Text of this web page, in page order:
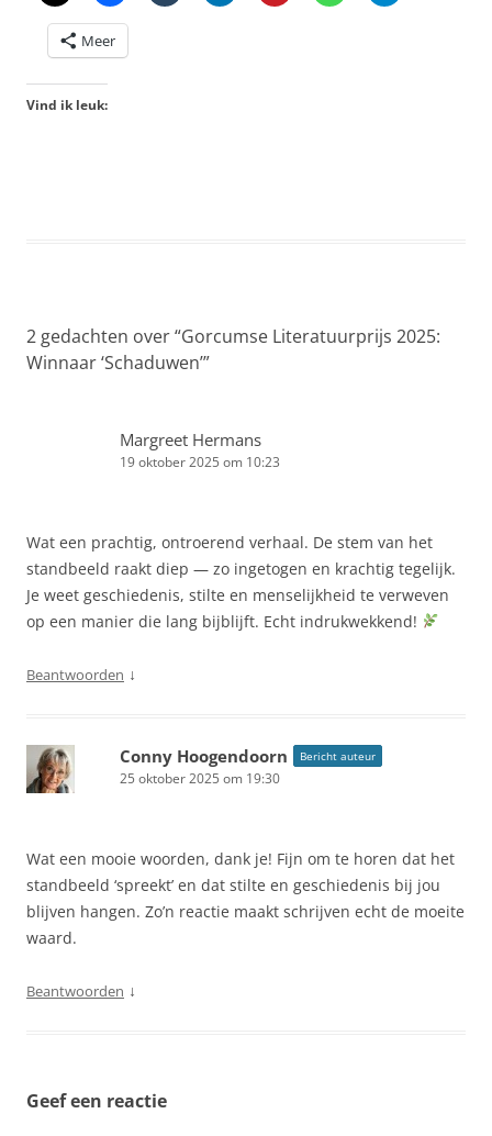
Meer
Vind ik leuk:
2 gedachten over “Gorcumse Literatuurprijs 2025:
Winnaar ‘Schaduwen’”
Margreet Hermans
19 oktober 2025 om 10:23
Wat een prachtig, ontroerend verhaal. De stem van het
standbeeld raakt diep — zo ingetogen en krachtig tegelijk.
Je weet geschiedenis, stilte en menselijkheid te verweven
op een manier die lang bijblijft. Echt indrukwekkend!
Beantwoorden ↓
Conny Hoogendoorn Bericht auteur
25 oktober 2025 om 19:30
Wat een mooie woorden, dank je! Fijn om te horen dat het
standbeeld ‘spreekt’ en dat stilte en geschiedenis bij jou
blijven hangen. Zo’n reactie maakt schrijven echt de moeite
waard.
Beantwoorden ↓
Geef een reactie